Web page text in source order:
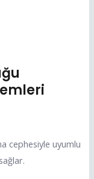
cephesiyle uyumlu